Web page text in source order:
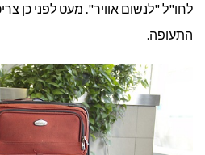
לחו"ל "לנשום אוויר". מעט לפני כן
התעופה.